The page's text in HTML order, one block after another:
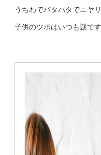
うちわでパタパタでニヤ
子供のツボはいつも謎です